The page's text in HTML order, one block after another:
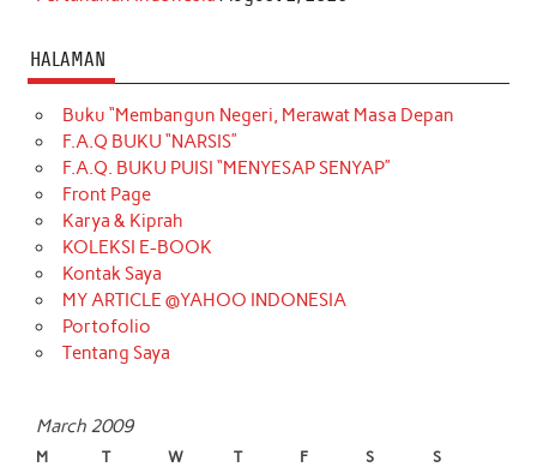
HALAMAN
Buku “Membangun Negeri, Merawat Masa Depan
F.A.Q BUKU “NARSIS”
F.A.Q. BUKU PUISI “MENYESAP SENYAP”
Front Page
Karya & Kiprah
KOLEKSI E-BOOK
Kontak Saya
MY ARTICLE @YAHOO INDONESIA
Portofolio
Tentang Saya
March 2009
M T W T F S S